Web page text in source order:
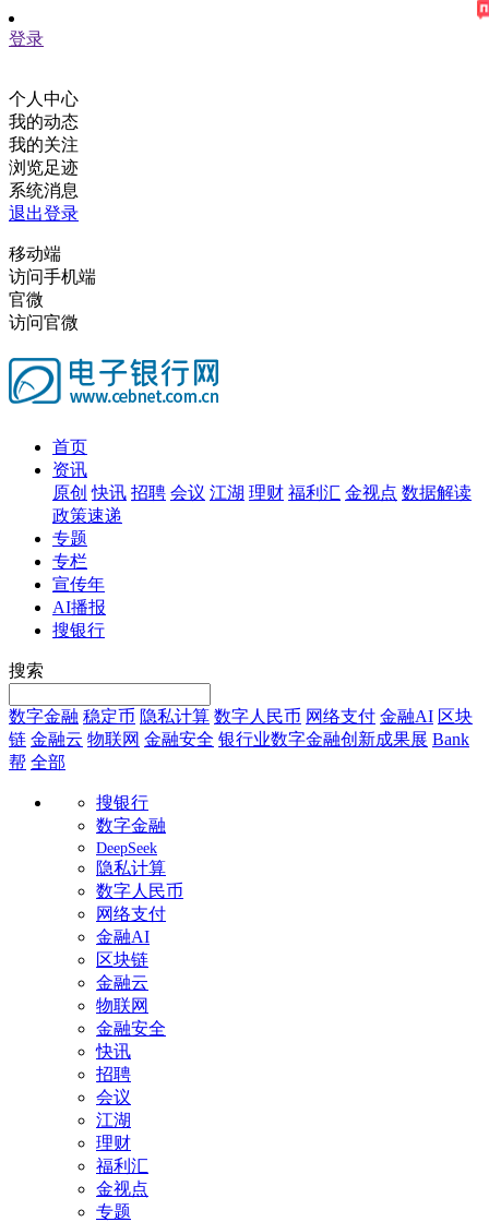
登录
个人中心
我的动态
我的关注
浏览足迹
系统消息
退出登录
移动端
访问手机端
官微
访问官微
首页
资讯
原创 快讯 招聘 会议 江湖 理财 福利汇 金视点 数据解读
政策速递
专题
专栏
宣传年
AI播报
搜银行
搜索
数字金融 稳定币 隐私计算 数字人民币 网络支付 金融AI 区块
链 金融云 物联网 金融安全 银行业数字金融创新成果展 Bank
帮 全部
搜银行
数字金融
DeepSeek
隐私计算
数字人民币
网络支付
金融AI
区块链
金融云
物联网
金融安全
快讯
招聘
会议
江湖
理财
福利汇
金视点
专题